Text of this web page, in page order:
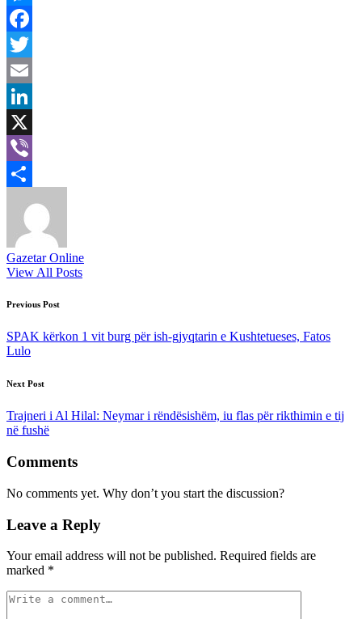
Messenger
Facebook
Twitter
Email
LinkedIn
X
Viber
Gazetar Online
View All Posts
Post
navigation
Previous Post
SPAK kërkon 1 vit burg për ish-gjyqtarin e Kushtetueses, Fatos
Lulo
Next Post
Trajneri i Al Hilal: Neymar i rëndësishëm, iu flas për rikthimin e tij
në fushë
Comments
No comments yet. Why don’t you start the discussion?
Leave a Reply
Your email address will not be published. Required fields are
marked *